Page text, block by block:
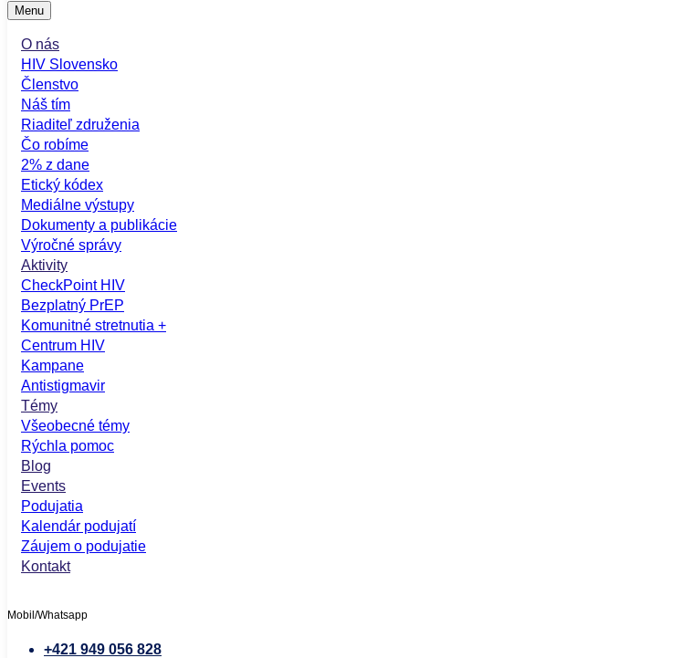
Menu
O nás
HIV Slovensko
Členstvo
Náš tím
Riaditeľ združenia
Čo robíme
2% z dane
Etický kódex
Mediálne výstupy
Dokumenty a publikácie
Výročné správy
Aktivity
CheckPoint HIV
Bezplatný PrEP
Komunitné stretnutia +
Centrum HIV
Kampane
Antistigmavir
Témy
Všeobecné témy
Rýchla pomoc
Blog
Events
Podujatia
Kalendár podujatí
Záujem o podujatie
Kontakt
Mobil/Whatsapp
+421 949 056 828